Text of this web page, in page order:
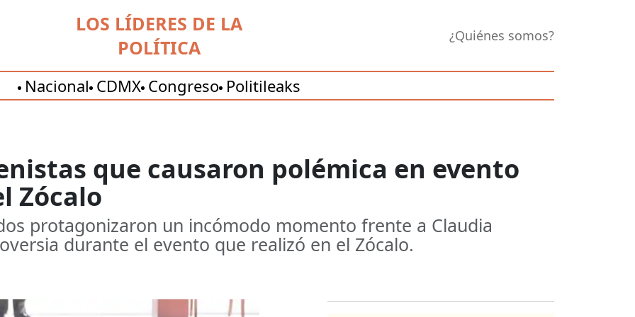
LOS LÍDERES DE LA
POLÍTICA
¿Quiénes somos?
Nacional CDMX Congreso Politileaks
que causaron polémica en evento
Zócalo
protagonizaron un incómodo momento frente a Claudia
durante el evento que realizó en el Zócalo.